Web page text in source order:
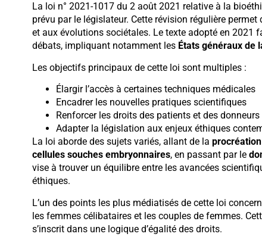
La loi n° 2021-1017 du 2 août 2021 relative à la
prévu par le législateur. Cette révision régulière
et aux évolutions sociétales. Le texte adopté en 2021
débats, impliquant notamment les États généraux de
Les objectifs principaux de cette loi sont multiples :
Élargir l’accès à certaines techniques médicales
Encadrer les nouvelles pratiques scientifiques
Renforcer les droits des patients et des donneurs
Adapter la législation aux enjeux éthiques
La loi aborde des sujets variés, allant de la
cellules souches embryonnaires, en passant par le
vise à trouver un équilibre entre les avancées
éthiques.
L’un des points les plus médiatisés de cette loi
les femmes célibataires et les couples de femmes.
s’inscrit dans une logique d’égalité des droits.